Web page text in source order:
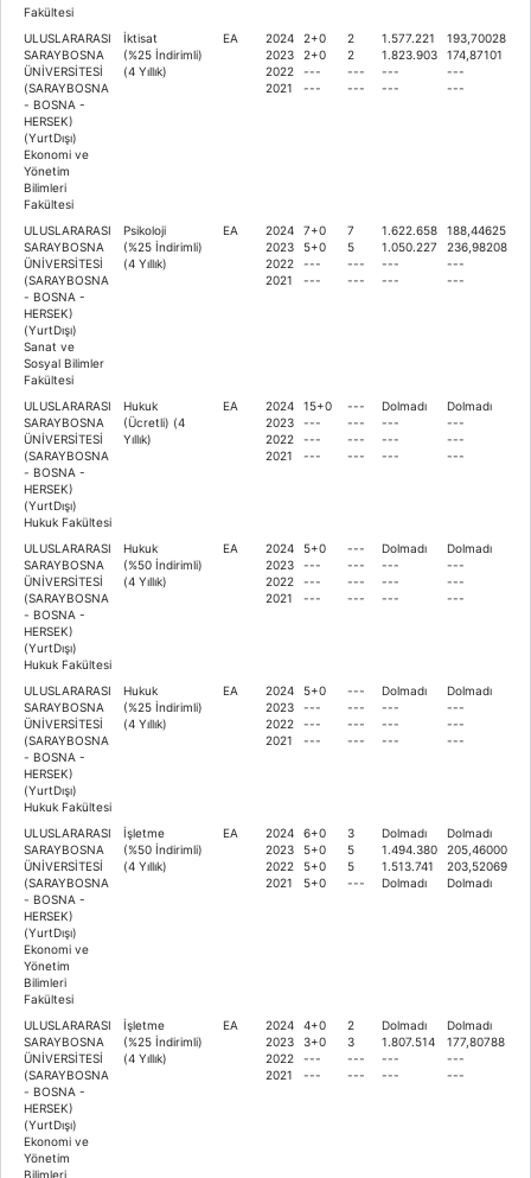
Fakültesi
ULUSLARARASI
SARAYBOSNA
ÜNİVERSİTESİ
(SARAYBOSNA
- BOSNA -
HERSEK)
(YurtDışı)
Ekonomi ve
Yönetim
Bilimleri
Fakültesi
İktisat
(%25 İndirimli)
(4 Yıllık)
EA
2024
2023
2022
2021
2+0
2+0
---
---
2
2
---
---
1.577.221
1.823.903
---
---
193,70028
174,87101
---
---
ULUSLARARASI
SARAYBOSNA
ÜNİVERSİTESİ
(SARAYBOSNA
- BOSNA -
HERSEK)
(YurtDışı)
Sanat ve
Sosyal Bilimler
Fakültesi
Psikoloji
(%25 İndirimli)
(4 Yıllık)
EA
2024
2023
2022
2021
7+0
5+0
---
---
7
5
---
---
1.622.658
1.050.227
---
---
188,44625
236,98208
---
---
ULUSLARARASI
SARAYBOSNA
ÜNİVERSİTESİ
(SARAYBOSNA
- BOSNA -
HERSEK)
(YurtDışı)
Hukuk Fakültesi
Hukuk
(Ücretli) (4
Yıllık)
EA
2024
2023
2022
2021
15+0
---
---
---
---
---
---
---
Dolmadı
---
---
---
Dolmadı
---
---
---
ULUSLARARASI
SARAYBOSNA
ÜNİVERSİTESİ
(SARAYBOSNA
- BOSNA -
HERSEK)
(YurtDışı)
Hukuk Fakültesi
Hukuk
(%50 İndirimli)
(4 Yıllık)
EA
2024
2023
2022
2021
5+0
---
---
---
---
---
---
---
Dolmadı
---
---
---
Dolmadı
---
---
---
ULUSLARARASI
SARAYBOSNA
ÜNİVERSİTESİ
(SARAYBOSNA
- BOSNA -
HERSEK)
(YurtDışı)
Hukuk Fakültesi
Hukuk
(%25 İndirimli)
(4 Yıllık)
EA
2024
2023
2022
2021
5+0
---
---
---
---
---
---
---
Dolmadı
---
---
---
Dolmadı
---
---
---
ULUSLARARASI
SARAYBOSNA
ÜNİVERSİTESİ
(SARAYBOSNA
- BOSNA -
HERSEK)
(YurtDışı)
Ekonomi ve
Yönetim
Bilimleri
Fakültesi
İşletme
(%50 İndirimli)
(4 Yıllık)
EA
2024
2023
2022
2021
6+0
5+0
5+0
5+0
3
5
5
---
Dolmadı
1.494.380
1.513.741
Dolmadı
Dolmadı
205,46000
203,52069
Dolmadı
ULUSLARARASI
SARAYBOSNA
ÜNİVERSİTESİ
(SARAYBOSNA
- BOSNA -
HERSEK)
(YurtDışı)
Ekonomi ve
Yönetim
Bilimleri
İşletme
(%25 İndirimli)
(4 Yıllık)
EA
2024
2023
2022
2021
4+0
3+0
---
---
2
3
---
---
Dolmadı
1.807.514
---
---
Dolmadı
177,80788
---
---